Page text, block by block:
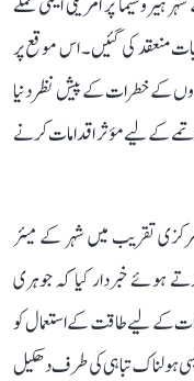
منعقد کی گئیں۔ اس موقع پر
کے خطرات کے پیش نظر دنیا
کے لیے مؤثر اقدامات کرنے
تقریب میں شہر کے میئر
ہوئے خبردار کیا کہ جوہری
کے لیے طاقت کے استعمال کو
جیسی ہولناک تباہی کی طرف دھکیل